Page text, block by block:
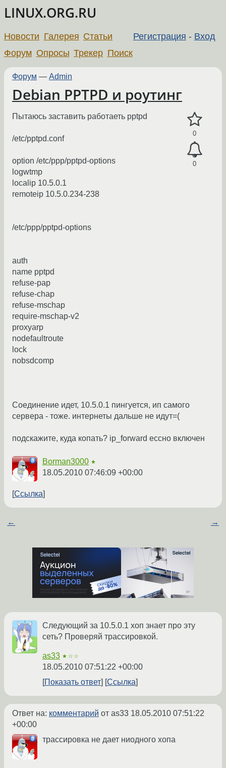
LINUX.ORG.RU
Регистрация - Вход
Новости Галерея Статьи
Форум Опросы Трекер Поиск
Форум — Admin
Debian PPTPD и роутинг
0
0
Пытаюсь заставить работаеть pptpd
/etc/pptpd.conf
option /etc/ppp/pptpd-options
logwtmp
localip 10.5.0.1
remoteip 10.5.0.234-238
/etc/ppp/pptpd-options
auth
name pptpd
refuse-pap
refuse-chap
refuse-mschap
require-mschap-v2
proxyarp
nodefaultroute
lock
nobsdcomp
Соединение идет, 10.5.0.1 пингуется, ип самого
сервера - тоже. интернеты дальше не идут=(
подскажите, куда копать? ip_forward ессно включен
Borman3000 ★
18.05.2010 07:46:09 +00:00
Ссылка
← →
Следующий за 10.5.0.1 хоп знает про эту
сеть? Проверяй трассировкой.
as33 ★☆☆
18.05.2010 07:51:22 +00:00
Показать ответ
Ссылка
Ответ на: комментарий от as33 18.05.2010 07:51:22
+00:00
трассировка не дает ниодного хопа